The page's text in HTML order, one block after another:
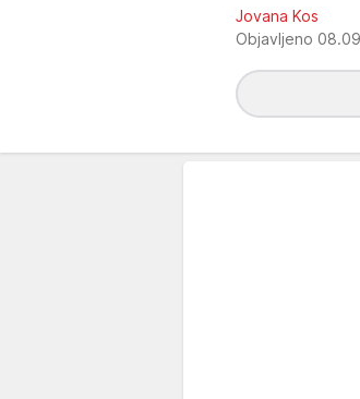
Jovana Kos
Objavljeno